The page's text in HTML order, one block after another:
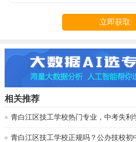
立即获取
相关推荐
青白江区技工学校热门专业，中考失利
青白江区技工学校正规吗？公办技校初中毕